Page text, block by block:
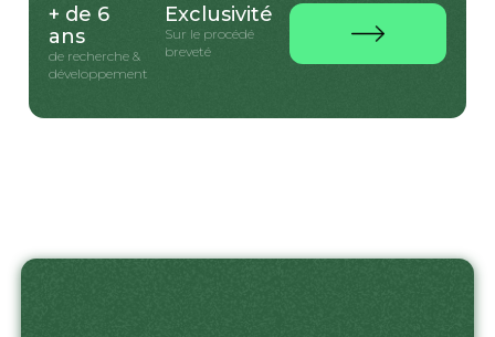
+ de 6
ans
de recherche &
développement
Exclusivité
Sur le procédé
breveté